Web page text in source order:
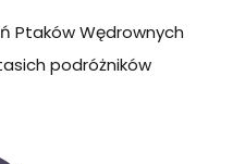
Ptaków Wędrownych
podróżników